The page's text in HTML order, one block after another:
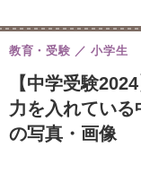
【中学受験
力を入れている
の写真・画像
教育・受験 小学生